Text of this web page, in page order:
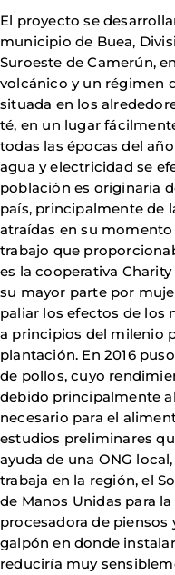
El proyecto se
municipio de Buea,
Suroeste de Camerún,
volcánico y un régimen
situada en los
té, en un lugar
todas las épocas del
agua y electricidad se
población es originaria
país, principalmente de
atraídas en su
trabajo que
es la cooperativa
su mayor parte por
paliar los efectos de los
a principios del milenio
plantación. En 2016
de pollos, cuyo
debido principalmente
necesario para el
estudios preliminares
ayuda de una ONG
trabaja en la región, el
de Manos Unidas para
procesadora de
galpón en donde
reduciría muy